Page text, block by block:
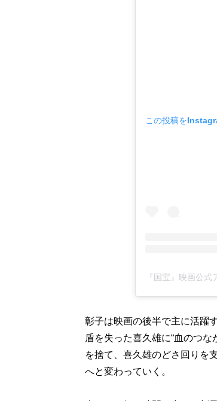
この投稿を
彰子は映画の後半で主に活躍
盾を失った喜久雄に“血のつ
を捨て、喜久雄のどさ回りを
へと変わっていく。